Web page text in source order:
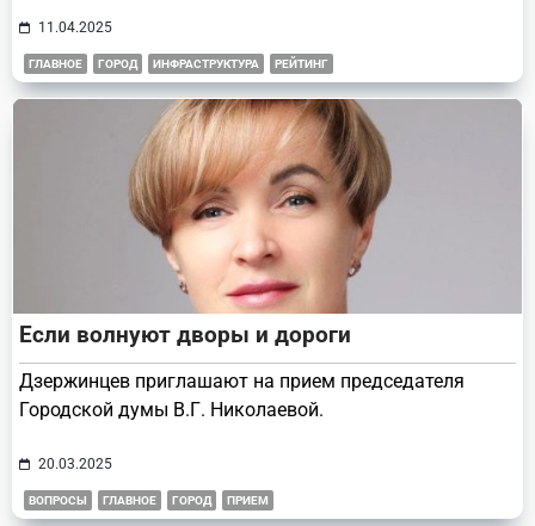
11.04.2025
ГЛАВНОЕ ГОРОД ИНФРАСТРУКТУРА РЕЙТИНГ
Если волнуют дворы и дороги
Дзержинцев приглашают на прием председателя
Городской думы В.Г. Николаевой.
20.03.2025
ВОПРОСЫ ГЛАВНОЕ ГОРОД ПРИЕМ